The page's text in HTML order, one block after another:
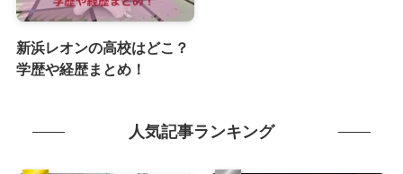
新浜レオンの高校はどこ？
学歴や経歴まとめ！
人気記事ランキング